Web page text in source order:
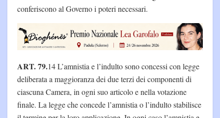
conferiscono al Governo i poteri necessari.
ART. 79.14 L’amnistia e l’indulto sono concessi con legge
deliberata a maggioranza dei due terzi dei componenti di
ciascuna Camera, in ogni suo articolo e nella votazione
finale. La legge che concede l’amnistia o l’indulto stabilisce